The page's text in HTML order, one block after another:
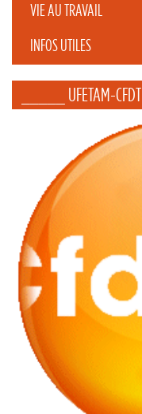
VIE AU TRAVAIL
INFOS UTILES
_____ UFETAM-CFDT